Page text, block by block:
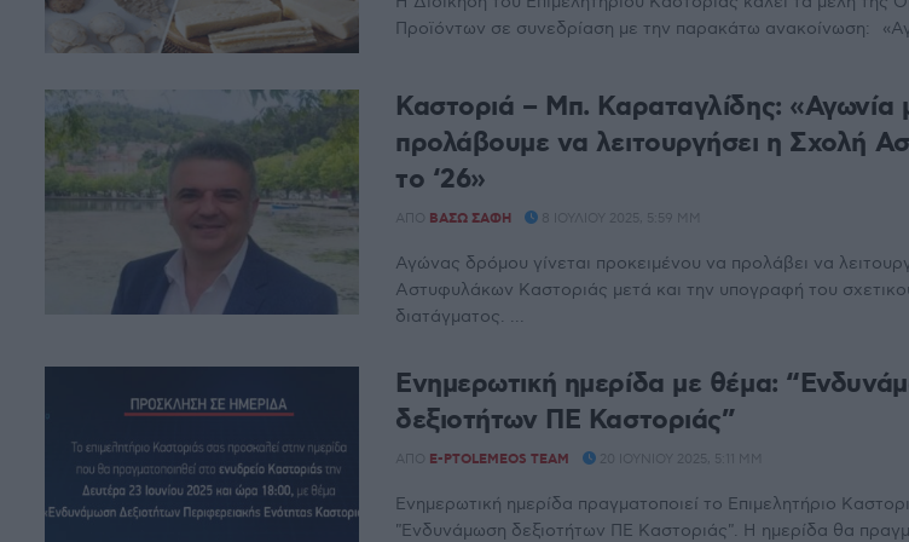
Προϊόντων σε συνεδρίαση με την παρακάτω ανακοίνωση:
Καστοριά – Μπ. Καραταγλίδης: «Αγωνία
προλάβουμε να λειτουργήσει η Σχολή
το ‘26»
ΑΠΌ ΒΆΣΩ ΣΆΦΗ 8 ΙΟΥΛΊΟΥ 2025, 5:59 ΜΜ
Αγώνας δρόμου γίνεται προκειμένου να προλάβει να
Αστυφυλάκων Καστοριάς μετά και την υπογραφή του
διατάγματος. ...
Ενημερωτική ημερίδα με θέμα:
δεξιοτήτων ΠΕ Καστοριάς”
ΑΠΌ E-PTOLEMEOS TEAM 20 ΙΟΥΝΊΟΥ 2025, 5:11 ΜΜ
Ενημερωτική ημερίδα πραγματοποιεί το Επιμελητήριο
"Ενδυνάμωση δεξιοτήτων ΠΕ Καστοριάς". Η ημερίδα θα